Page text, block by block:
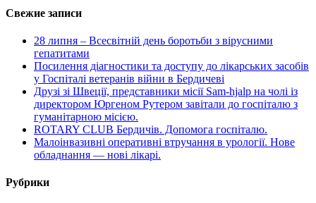
Свежие записи
28 липня – Всесвітній день боротьби з вірусними
гепатитами
Посилення діагностики та доступу до лікарських засобів
у Госпіталі ветеранів війни в Бердичеві
Друзі зі Швеції, представники місії Sam-hjalp на чолі із
директором Юргеном Рутером завітали до госпіталю з
гуманітарною місією.
ROTARY CLUB Бердичів. Допомога госпіталю.
Малоінвазивні оперативні втручання в урології. Нове
обладнання — нові лікарі.
Рубрики